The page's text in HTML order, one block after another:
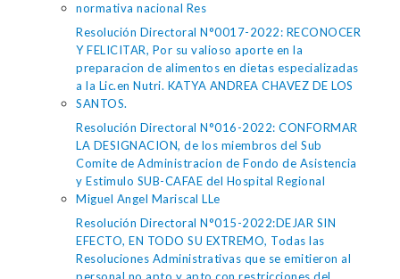
normativa nacional Res
Resolución Directoral N°0017-2022: RECONOCER
Y FELICITAR, Por su valioso aporte en la
preparacion de alimentos en dietas especializadas
a la Lic.en Nutri. KATYA ANDREA CHAVEZ DE LOS
SANTOS.
Resolución Directoral N°016-2022: CONFORMAR
LA DESIGNACION, de los miembros del Sub
Comite de Administracion de Fondo de Asistencia
y Estimulo SUB-CAFAE del Hospital Regional
Miguel Angel Mariscal LLe
Resolución Directoral N°015-2022:DEJAR SIN
EFECTO, EN TODO SU EXTREMO, Todas las
Resoluciones Administrativas que se emitieron al